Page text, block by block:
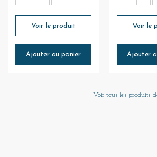
Voir le produit
Ajouter au panier
Voir le
Ajouter
Voir tous les produits